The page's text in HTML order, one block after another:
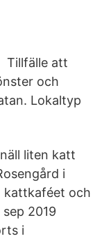
Tillfälle att
och
Lokaltyp
liten katt
i
kattkaféet och
2019
i